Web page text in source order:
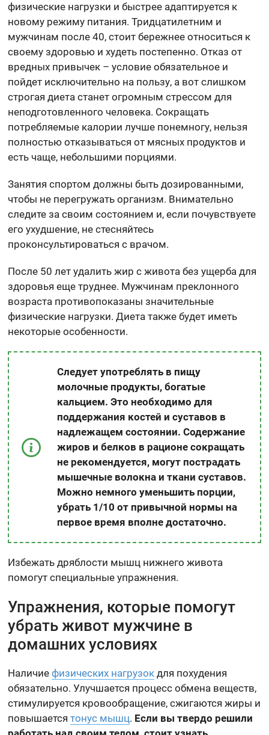
физические нагрузки и быстрее адаптируется к
новому режиму питания. Тридцатилетним и
мужчинам после 40, стоит бережнее относиться к
своему здоровью и худеть постепенно. Отказ от
вредных привычек – условие обязательное и
пойдет исключительно на пользу, а вот слишком
строгая диета станет огромным стрессом для
неподготовленного человека. Сокращать
потребляемые калории лучше понемногу, нельзя
полностью отказываться от мясных продуктов и
есть чаще, небольшими порциями.
Занятия спортом должны быть дозированными,
чтобы не перегружать организм. Внимательно
следите за своим состоянием и, если почувствуете
его ухудшение, не стесняйтесь
проконсультироваться с врачом.
После 50 лет удалить жир с живота без ущерба для
здоровья еще труднее. Мужчинам преклонного
возраста противопоказаны значительные
физические нагрузки. Диета также будет иметь
некоторые особенности.
Следует употреблять в пищу
молочные продукты, богатые
кальцием. Это необходимо для
поддержания костей и суставов в
надлежащем состоянии. Содержание
жиров и белков в рационе сокращать
не рекомендуется, могут пострадать
мышечные волокна и ткани суставов.
Можно немного уменьшить порции,
убрать 1/10 от привычной нормы на
первое время вполне достаточно.
Избежать дряблости мышц нижнего живота
помогут специальные упражнения.
Упражнения, которые помогут
убрать живот мужчине в
домашних условиях
Наличиефизических нагрузок для похудения
обязательно. Улучшается процесс обмена веществ,
стимулируется кровообращение, сжигаются жиры и
повышаетсятонус мышц. Если вы твердо решили